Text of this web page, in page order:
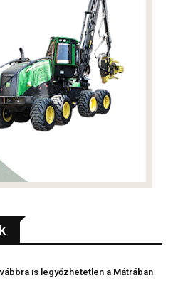
is legyőzhetetlen a Mátrában